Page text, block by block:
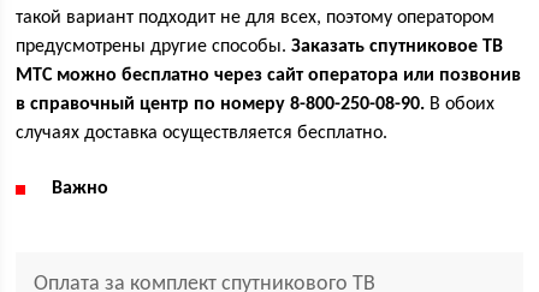
такой вариант подходит не для всех, поэтому оператором
предусмотрены другие способы.Заказать спутниковое ТВ
МТС можно бесплатно через сайт оператора или позвонив
в справочный центр по номеру 8-800-250-08-90. В обоих
случаях доставка осуществляется бесплатно.
Важно
Оплата за комплект спутникового ТВ